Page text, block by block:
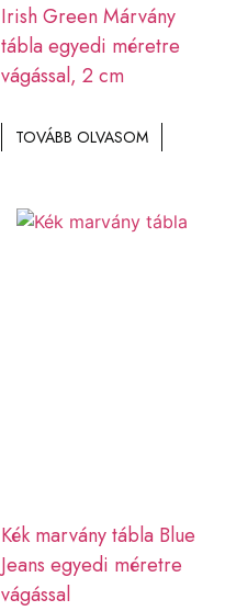
Irish Green Márvány
tábla egyedi méretre
vágással, 2 cm
TOVÁBB OLVASOM
Kék marvány tábla Blue
Jeans egyedi méretre
vágással